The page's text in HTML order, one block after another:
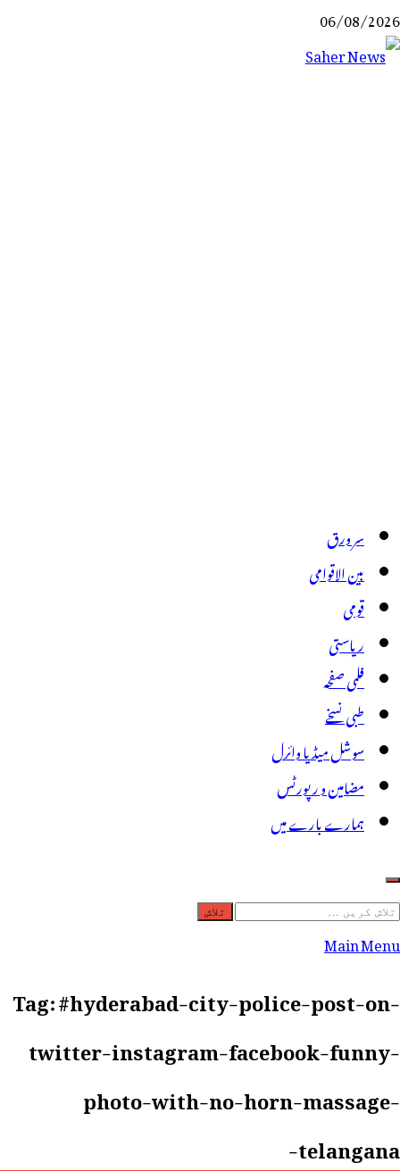
Skip
to
06/08/2026
سر ورق
بین الاقوامی
قومی
ریاستی
فلمی صفحہ
طبی نسخے
سوشل میڈیا وائرل
مضامین و رپورٹس
ہمارے بارے میں
تلاش
کریں
Main Menu
Tag:#hyderabad-city-police-post-on-
twitter-instagram-facebook-funny-
photo-with-no-horn-massage-
telangana-